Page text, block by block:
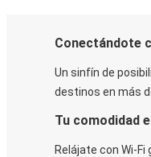
Conectándote
Un sinfín de
destinos en más
Tu comodidad
Relájate con Wi-